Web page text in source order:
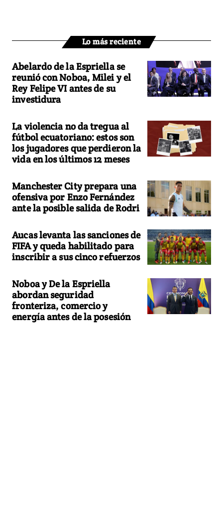
Lo más reciente
Abelardo de la Espriella se
reunió con Noboa, Milei y el
Rey Felipe VI antes de su
investidura
La violencia no da tregua al
fútbol ecuatoriano: estos son
los jugadores que perdieron la
vida en los últimos 12 meses
Manchester City prepara una
ofensiva por Enzo Fernández
ante la posible salida de Rodri
Aucas levanta las sanciones de
FIFA y queda habilitado para
inscribir a sus cinco refuerzos
Noboa y De la Espriella
abordan seguridad
fronteriza, comercio y
energía antes de la posesión